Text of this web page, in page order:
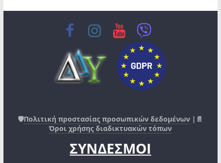
🛡️Πολιτική προστασίας προσωπικών δεδομένων |📄
Όροι χρήσης διαδικτυακών τόπων
ΣΥΝΔΕΣΜΟΙ